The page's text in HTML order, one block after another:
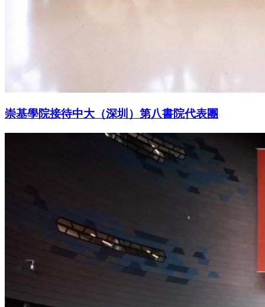
崇基學院接待中大（深圳）第八書院代表團